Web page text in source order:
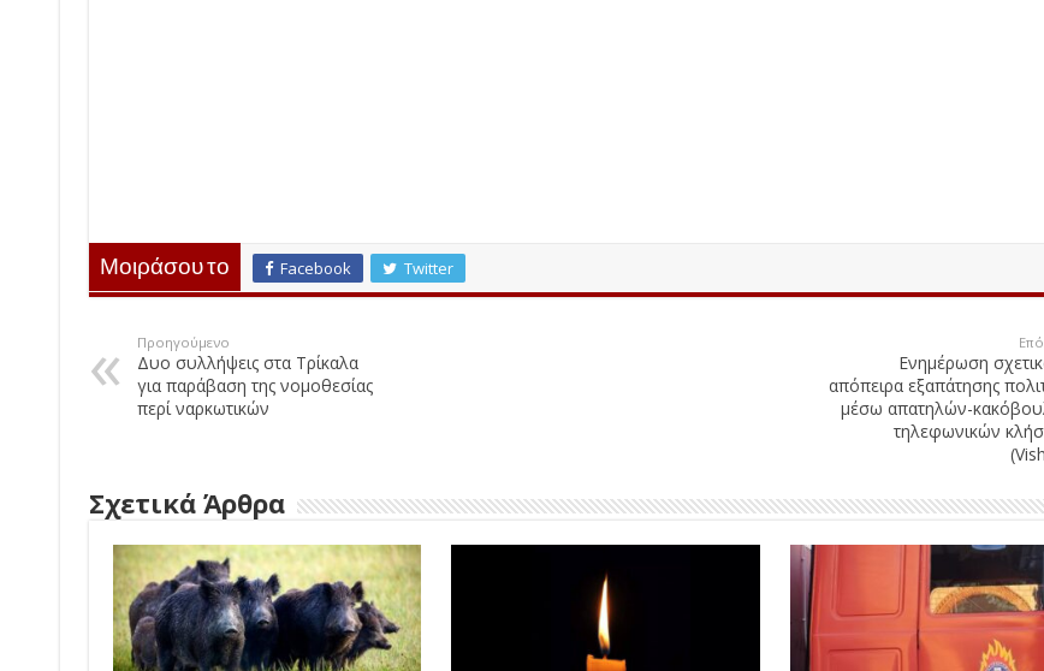
Μοιράσου το Facebook Twitter
Προηγούμενο
Δυο συλλήψεις στα Τρίκαλα
για παράβαση της νομοθεσίας
περί ναρκωτικών
Ενημέρωση
απόπειρα εξαπάτησης
μέσω απατηλών-
τηλεφωνικών
Σχετικά Άρθρα